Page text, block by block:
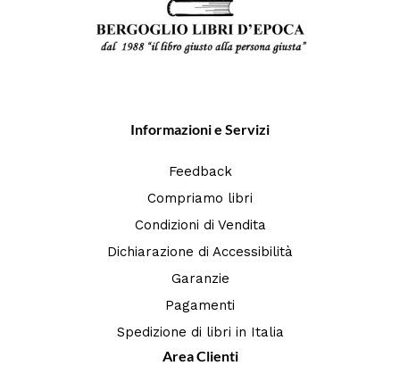
Informazioni e Servizi
Feedback
Compriamo libri
Condizioni di Vendita
Dichiarazione di Accessibilità
Garanzie
Pagamenti
Spedizione di libri in Italia
Area Clienti